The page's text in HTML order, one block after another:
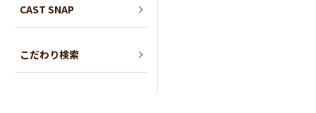
CAST SNAP
こだわり検索